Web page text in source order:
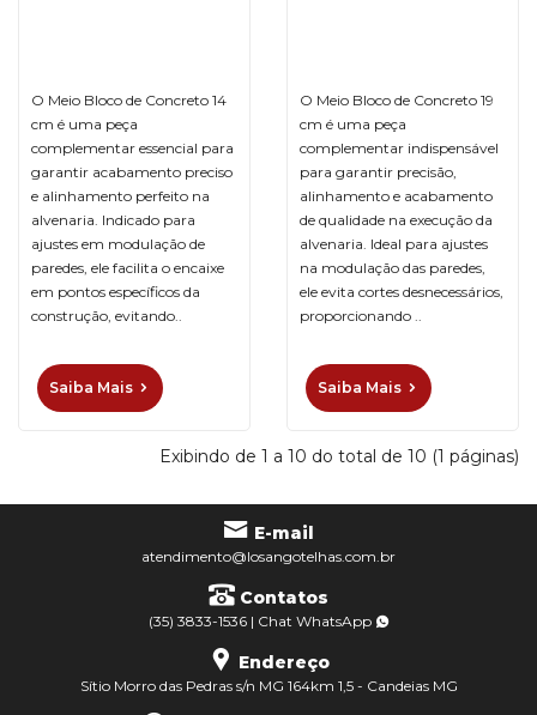
O Meio Bloco de Concreto 14
cm é uma peça
complementar essencial para
garantir acabamento preciso
e alinhamento perfeito na
alvenaria. Indicado para
ajustes em modulação de
paredes, ele facilita o encaixe
em pontos específicos da
construção, evitando..
Saiba Mais
O Meio Bloco de Concreto 19
cm é uma peça
complementar indispensável
para garantir precisão,
alinhamento e acabamento
de qualidade na execução da
alvenaria. Ideal para ajustes
na modulação das paredes,
ele evita cortes desnecessários,
proporcionando ..
Saiba Mais
Exibindo de 1 a 10 do total de 10 (1 páginas)
E-mail
atendimento@losangotelhas.com.br
Contatos
(35) 3833-1536 | Chat WhatsApp
Endereço
Sítio Morro das Pedras s/n MG 164km 1,5 - Candeias MG